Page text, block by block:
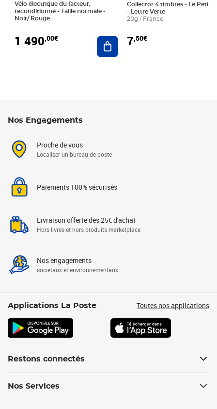
Vélo électrique du facteur,
reconditionné - Taille normale -
Noir/ Rouge
1 490,00€ Ajouter au panier
Collector 4 timbres - Le Petit
- Lettre Verte
20g / France
7,50€
Nos Engagements
Proche de vous
Localiser un bureau de poste
Paiements 100% sécurisés
Livraison offerte dès 25€ d'achat
Hors livres et hors produits marketplace
Nos engagements
sociétaux et environnementaux
Applications La Poste Toutes nos applications
Restons connectés
Nos Services